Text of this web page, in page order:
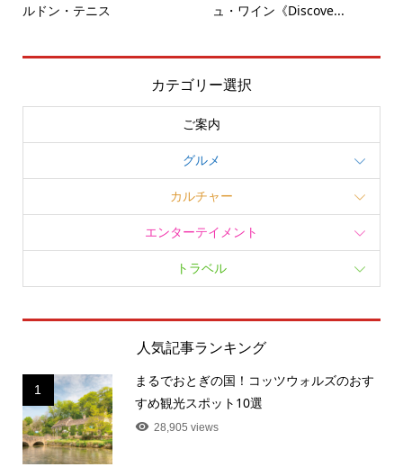
ルドン・テニス
ュ・ワイン《Discove...
カテゴリー選択
ご案内
グルメ
カルチャー
エンターテイメント
トラベル
人気記事ランキング
1
まるでおとぎの国！コッツウォルズのおす
すめ観光スポット10選
28,905 views